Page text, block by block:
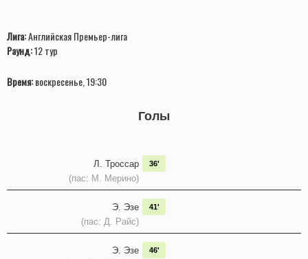
Лига:Английская Премьер-лига
Раунд:12 тур
Время:воскресенье, 19:30
Голы
Л. Троссар
(пас: М. Мерино)
36'
Э. Эзе
(пас: Д. Райс)
41'
Э. Эзе
46'